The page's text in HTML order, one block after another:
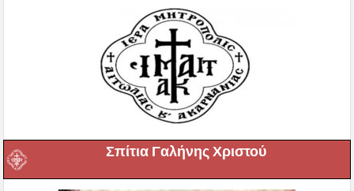
Σπίτια Γαλήνης Χριστού